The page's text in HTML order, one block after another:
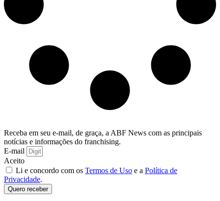
Receba em seu e-mail, de graça, a ABF News com as principais
notícias e informações do franchising.
E-mail
Aceito
Li e concordo com os Termos de Uso e a Política de
Privacidade.
Quero receber